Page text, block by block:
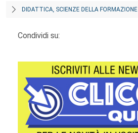
DIDATTICA, SCIENZE DELLA FORMAZIONE
Condividi su: